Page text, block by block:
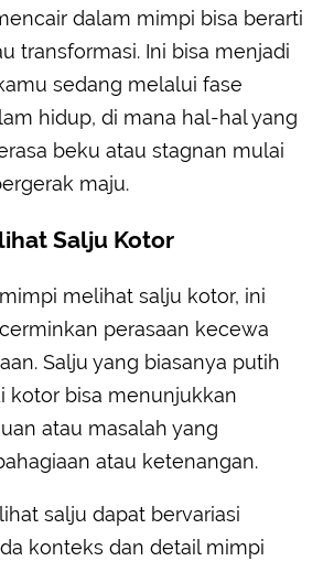
dalam mimpi bisa berarti
transformasi. Ini bisa menjadi
sedang melalui fase
hidup, di mana hal-hal yang
beku atau stagnan mulai
maju.
Salju Kotor
melihat salju kotor, ini
perasaan kecewa
Salju yang biasanya putih
kotor bisa menunjukkan
atau masalah yang
atau ketenangan.
salju dapat bervariasi
konteks dan detail mimpi